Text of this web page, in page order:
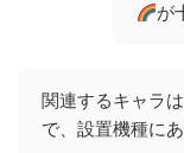
が
関連するキャラ
で、設置機種に